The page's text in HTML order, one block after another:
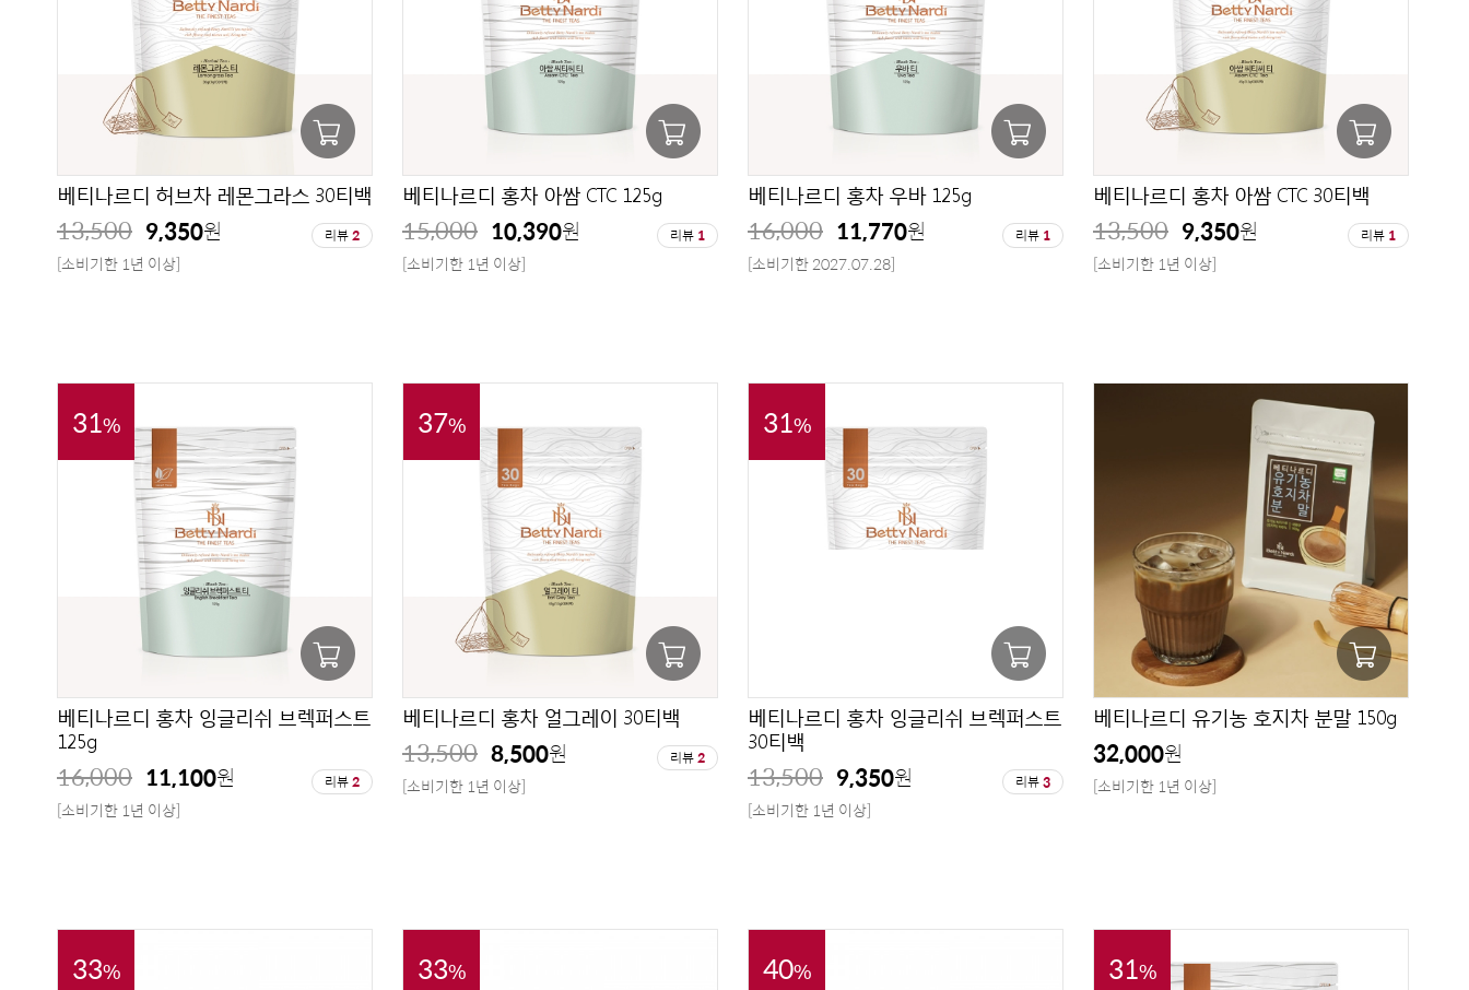
베티나르디 허브차 레몬그라스 30티백
13,500 9,350원 리뷰2
[소비기한 1년 이상]
베티나르디 홍차 아쌈 CTC 125g
15,000 10,390원 리뷰 1
[소비기한 1년 이상]
베티나르디 홍차 우바 125g
16,000 11,770원 리뷰 1
[소비기한 2027.07.28]
베티나르디 홍차 아쌈 CTC 30티백
13,500 9,350원 리뷰 1
[소비기한 1년 이상]
31%
베티나르디 홍차 잉글리쉬 브렉퍼스트
125g
16,000 11,100원 리뷰2
[소비기한 1년 이상]
37%
베티나르디 홍차 얼그레이 30티백
13,500 8,500원 리뷰2
[소비기한 1년 이상]
31%
베티나르디 홍차 잉글리쉬 브렉퍼스트
30티백
13,500 9,350원 리뷰3
[소비기한 1년 이상]
베티나르디 유기농 호지차 분말 150g
32,000원
[소비기한 1년 이상]
33% 33% 40% 31%